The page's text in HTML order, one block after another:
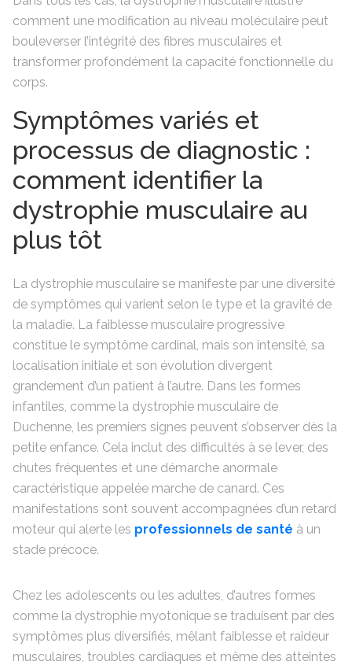
comment une modification au niveau moléculaire peut
bouleverser l’intégrité des fibres musculaires et
transformer profondément la capacité fonctionnelle du
corps.
Symptômes variés et
processus de diagnostic :
comment identifier la
dystrophie musculaire au
plus tôt
La dystrophie musculaire se manifeste par une diversité
de symptômes qui varient selon le type et la gravité de
la maladie. La faiblesse musculaire progressive
constitue le symptôme cardinal, mais son intensité, sa
localisation initiale et son évolution divergent
grandement d’un patient à l’autre. Dans les formes
infantiles, comme la dystrophie musculaire de
Duchenne, les premiers signes peuvent s’observer dès la
petite enfance. Cela inclut des difficultés à se lever, des
chutes fréquentes et une démarche anormale
caractéristique appelée marche de canard. Ces
manifestations sont souvent accompagnées d’un retard
moteur qui alerte les professionnels de santé à un
stade précoce.
Chez les adolescents ou les adultes, d’autres formes
comme la dystrophie myotonique se traduisent par des
symptômes plus diversifiés, mêlant faiblesse et raideur
musculaires, troubles cardiaques et même des atteintes